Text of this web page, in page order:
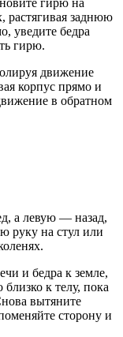
гирю на
растягивая заднюю
уведите бедра
гирю.
движение
корпус прямо и
в обратном
а левую — назад,
руку на стул или
и бедра к земле,
к телу, пока
вытяните
сторону и